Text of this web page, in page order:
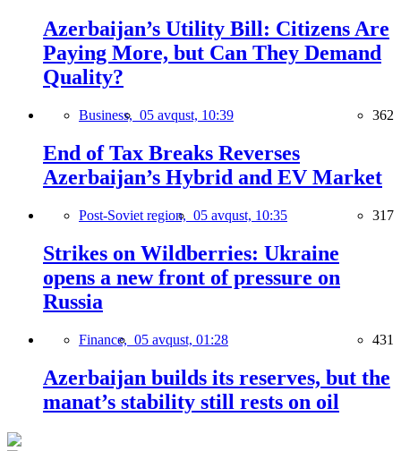
Azerbaijan’s Utility Bill: Citizens Are
Paying More, but Can They Demand
Quality?
Business, 05 avqust, 10:39 362
End of Tax Breaks Reverses
Azerbaijan’s Hybrid and EV Market
Post-Soviet region, 05 avqust, 10:35 317
Strikes on Wildberries: Ukraine
opens a new front of pressure on
Russia
Finance, 05 avqust, 01:28 431
Azerbaijan builds its reserves, but the
manat’s stability still rests on oil